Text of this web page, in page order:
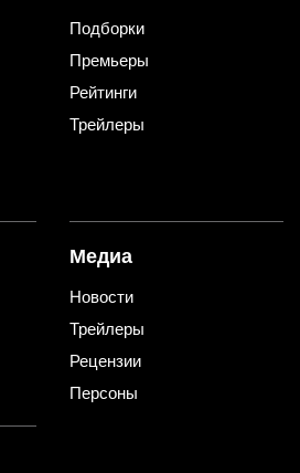
Подборки
Премьеры
Рейтинги
Трейлеры
Медиа
Новости
Трейлеры
Рецензии
Персоны